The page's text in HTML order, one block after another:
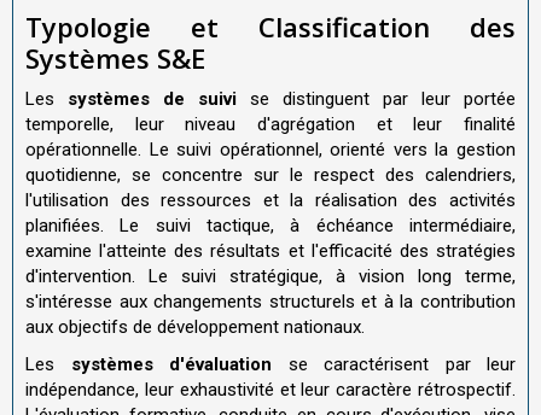
Typologie et Classification des
Systèmes S&E
Les systèmes de suivi se distinguent par leur portée
temporelle, leur niveau d'agrégation et leur finalité
opérationnelle. Le suivi opérationnel, orienté vers la gestion
quotidienne, se concentre sur le respect des calendriers,
l'utilisation des ressources et la réalisation des activités
planifiées. Le suivi tactique, à échéance intermédiaire,
examine l'atteinte des résultats et l'efficacité des stratégies
d'intervention. Le suivi stratégique, à vision long terme,
s'intéresse aux changements structurels et à la contribution
aux objectifs de développement nationaux.
Les systèmes d'évaluation se caractérisent par leur
indépendance, leur exhaustivité et leur caractère rétrospectif.